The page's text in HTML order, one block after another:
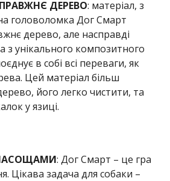
ДЕРЕВО: матеріал, з
головоломка Дог Смарт
дерево, але насправді
з унікального композитного
в собі всі переваги, як
Цей матеріал більш
його легко чистити, та
у язиці.
: Дог Смарт – це гра
Цікава задача для собаки –